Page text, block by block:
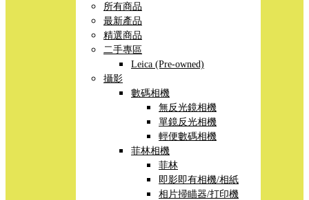
所有商品
最新產品
精選商品
二手專區
Leica (Pre-owned)
攝影
數碼相機
無反光鏡相機
單鏡反光相機
輕便數碼相機
菲林相機
菲林
即影即有相機/相紙
相片掃瞄器/打印機